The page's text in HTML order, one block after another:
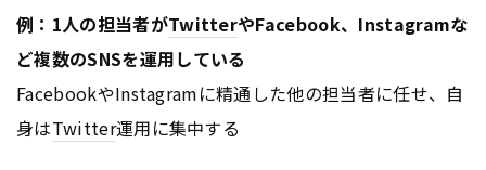
例：1人の担当者がTwitterやFacebook、Instagramな
ど複数のSNSを運用している
FacebookやInstagramに精通した他の担当者に任せ、自
身はTwitter運用に集中する